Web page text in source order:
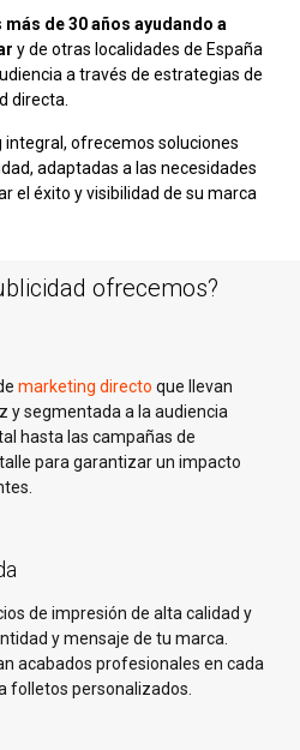
más de 30 años ayudando a
y de otras localidades de España
a través de estrategias de
directa.
ofrecemos soluciones
adaptadas a las necesidades
el éxito y visibilidad de su marca
ofrecemos?
marketing directo que llevan
y segmentada a la audiencia
hasta las campañas de
para garantizar un impacto
de impresión de alta calidad y
y mensaje de tu marca.
acabados profesionales en cada
folletos personalizados.